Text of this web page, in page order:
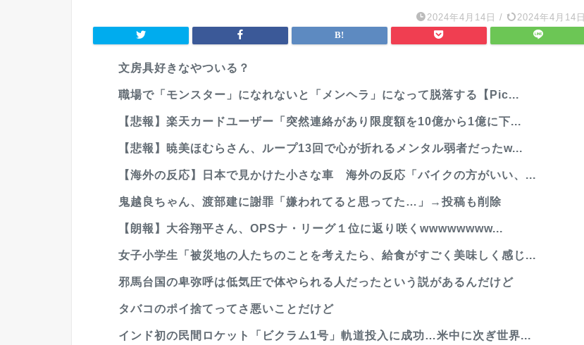
2024年4月14日 / 2024年4月14日
文房具好きなやついる？
職場で「モンスター」になれないと「メンヘラ」になって脱落する【Pic...
【悲報】楽天カードユーザー「突然連絡があり限度額を10億から1億に下...
【悲報】暁美ほむらさん、ループ13回で心が折れるメンタル弱者だったw...
【海外の反応】日本で見かけた小さな車 海外の反応「バイクの方がいい、...
鬼越良ちゃん、渡部建に謝罪「嫌われてると思ってた…」→投稿も削除
【朗報】大谷翔平さん、OPSナ・リーグ１位に返り咲くwwwwwwww...
女子小学生「被災地の人たちのことを考えたら、給食がすごく美味しく感じ...
邪馬台国の卑弥呼は低気圧で体やられる人だったという説があるんだけど
タバコのポイ捨てってさ悪いことだけど
インド初の民間ロケット「ビクラム1号」軌道投入に成功…米中に次ぎ世界...